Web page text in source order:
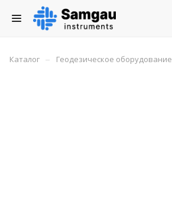
Каталог – Геодезическое оборудование